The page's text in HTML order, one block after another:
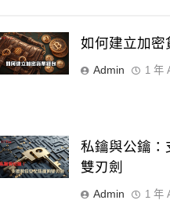
如何建立加密
Admin 1 年
私鑰與公鑰：
雙刃劍
Admin 1 年